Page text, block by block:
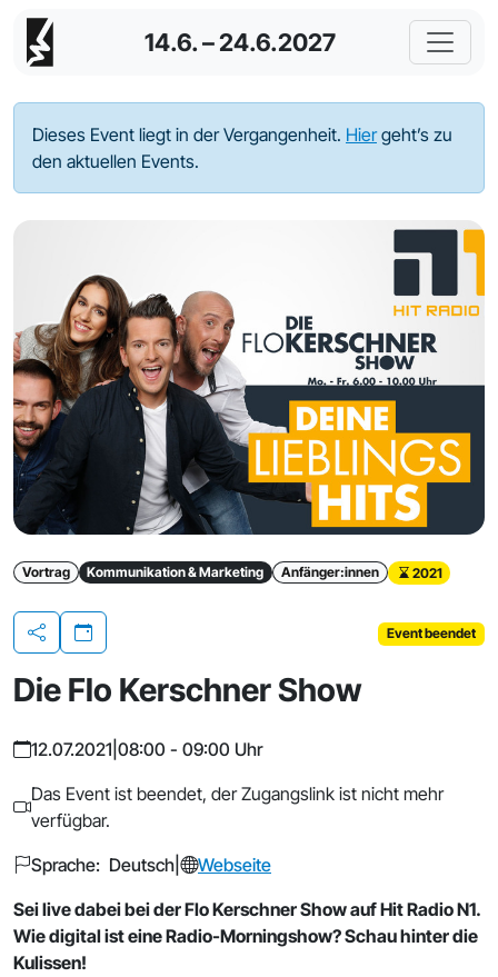
14.6. – 24.6.2027
Dieses Event liegt in der Vergangenheit. Hiergeht’s zu
den aktuellen Events.
Vortrag Kommunikation & Marketing Anfänger:innen 2021
Teilen
Event beendet
Die Flo Kerschner Show
12.07.2021 08:00 - 09:00 Uhr
Das Event ist beendet, der Zugangslink ist nicht mehr
verfügbar.
Sprache: Deutsch
Webseite
Sei live dabei bei der Flo Kerschner Show auf Hit Radio N1.
Wie digital ist eine Radio-Morningshow? Schau hinter die
Kulissen!